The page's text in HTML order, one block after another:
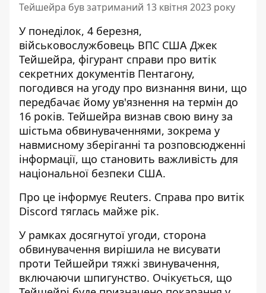
Тейшейра був затриманий 13 квітня 2023 року
У понеділок, 4 березня,
військовослужбовець ВПС США Джек
Тейшейра, фігурант справи про витік
секретних документів Пентагону,
погодився на угоду про визнання вини, що
передбачає йому ув'язнення на термін до
16 років. Тейшейра визнав свою вину за
шістьма обвинуваченнями, зокрема у
навмисному зберіганні та розповсюдженні
інформації, що становить важливість для
національної безпеки США.
Про це інформує Reuters. Справа про витік
Discord тяглась майже рік.
У рамках досягнутої угоди, сторона
обвинувачення вирішила не висувати
проти Тейшейри тяжкі звинувачення,
включаючи шпигунство. Очікується, що